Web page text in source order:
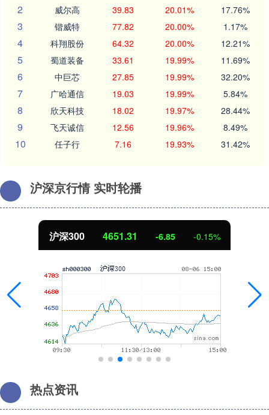
2 威尔高 39.83 20.01% 17.76%
3 锴威特 77.82 20.00% 1.17%
4 科翔股份 64.32 20.00% 12.21%
5 蜀道装备 33.61 19.99% 11.69%
6 中巨芯 27.85 19.99% 32.20%
7 广哈通信 19.03 19.99% 5.84%
8 欣天科技 18.02 19.97% 28.44%
9 飞天诚信 12.56 19.96% 8.49%
10 任子行 7.16 19.93% 31.42%
沪深京行情 实时轮播
-0.15% 北证50 1122.88
热点资讯